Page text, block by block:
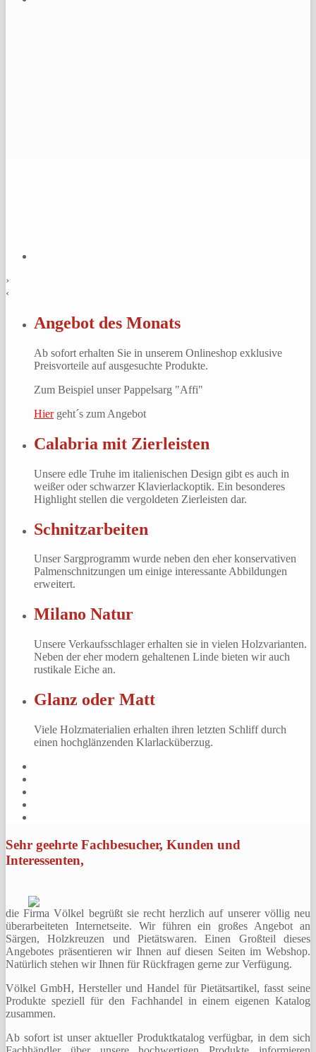
›
‹
Angebot des Monats
Ab sofort erhalten Sie in unserem Onlineshop exklusive
Preisvorteile auf ausgesuchte Produkte.
Zum Beispiel unser Pappelsarg "Affi"
Hiergeht´s zum Angebot
Calabria mit Zierleisten
Unsere edle Truhe im italienischen Design gibt es auch in
weißer oder schwarzer Klavierlackoptik. Ein besonderes
Highlight stellen die vergoldeten Zierleisten dar.
Schnitzarbeiten
Unser Sargprogramm wurde neben den eher konservativen
Palmenschnitzungen um einige interessante Abbildungen
erweitert.
Milano Natur
Unsere Verkaufsschlager erhalten sie in vielen Holzvarianten.
Neben der eher modern gehaltenen Linde bieten wir auch
rustikale Eiche an.
Glanz oder Matt
Viele Holzmaterialien erhalten ihren letzten Schliff durch
einen hochglänzenden Klarlacküberzug.
Sehr geehrte Fachbesucher, Kunden und
Interessenten,
die Firma Völkel begrüßt sie recht herzlich auf unserer völlig neu
überarbeiteten Internetseite. Wir führen ein großes Angebot an
Särgen, Holzkreuzen und Pietätswaren. Einen Großteil dieses
Angebotes präsentieren wir Ihnen auf diesen Seiten im Webshop.
Natürlich stehen wir Ihnen für Rückfragen gerne zur Verfügung.
Völkel GmbH, Hersteller und Handel für Pietätsartikel, fasst seine
Produkte speziell für den Fachhandel in einem eigenen Katalog
zusammen.
Ab sofort ist unser aktueller Produktkatalog verfügbar, in dem sich